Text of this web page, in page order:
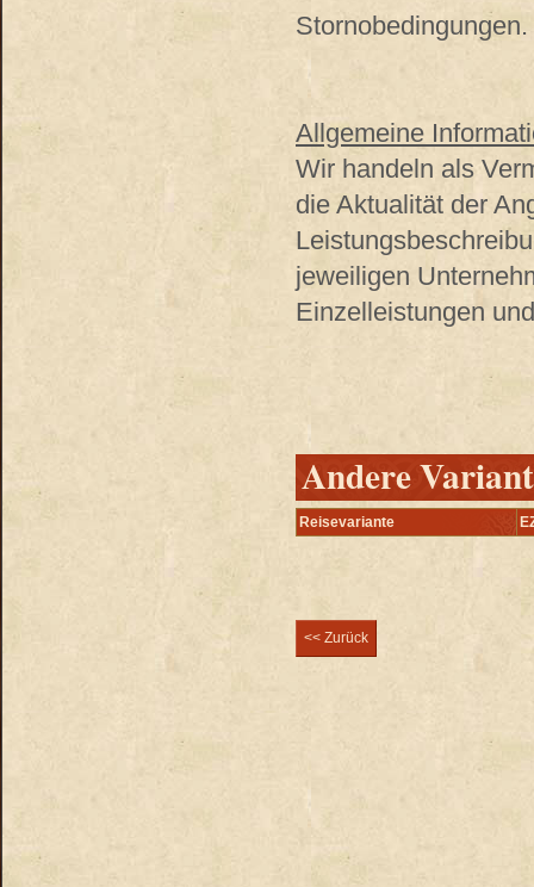
Allgemeine
Wir handeln als
die Aktualität der
jeweiligen
Einzelleistungen
Andere
Reisevariante
<< Zurück